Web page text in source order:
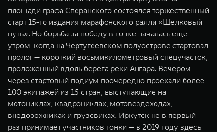
площади графа Сперанского состоялся торжественный
старт 15-го издания марафонского ралли «Шелковый
путь». Но борьба за победу в гонке началась еще
утром, когда на Чертугеевском полуострове стартовал
пролог — короткий восьмикилометровый спецучасток,
проложенный вдоль берега реки Ангара. Вечером
через стартовый подиум поочередно проехали более
100 экипажей из 15 стран, выступающие на
мотоциклах, квадроциклах, мотовездеходах,
внедорожниках и грузовиках. Иркутск не в первый
раз принимает участников гонки — в 2019 году здесь